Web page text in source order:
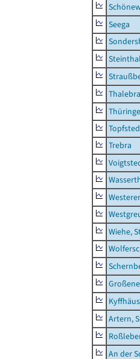
Seega
Thalebra
Trebra
Wiehe,
Artern,
An der